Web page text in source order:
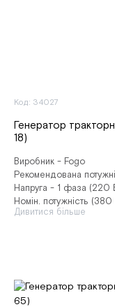
Код: 34027
Генератор
18)
Виробник - Fogo
Рекомендована
Напруга - 1 фаза
Номін. потужність
Дивитися більше